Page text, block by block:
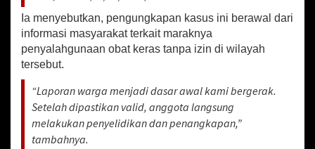
n
,
S
r
e
n
Ia menyebutkan, pengungkapan kasus ini berawal dari
informasi masyarakat terkait maraknya
penyalahgunaan obat keras tanpa izin di wilayah
tersebut.
“Laporan warga menjadi dasar awal kami bergerak.
Setelah dipastikan valid, anggota langsung
melakukan penyelidikan dan penangkapan,”
tambahnya.